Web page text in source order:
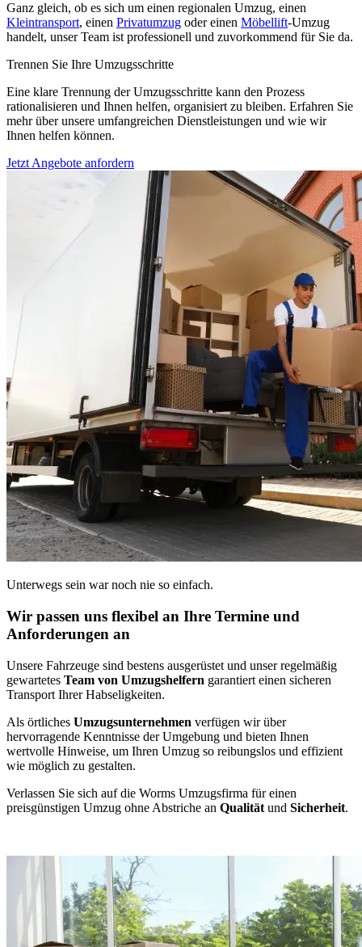
Ganz gleich, ob es sich um einen regionalen Umzug, einen
Kleintransport, einen Privatumzug oder einen Möbellift-Umzug
handelt, unser Team ist professionell und zuvorkommend für Sie da.
Trennen Sie Ihre Umzugsschritte
Eine klare Trennung der Umzugsschritte kann den Prozess
rationalisieren und Ihnen helfen, organisiert zu bleiben. Erfahren Sie
mehr über unsere umfangreichen Dienstleistungen und wie wir
Ihnen helfen können.
Jetzt Angebote anfordern
Unterwegs sein war noch nie so einfach.
Wir passen uns flexibel an Ihre Termine und
Anforderungen an
Unsere Fahrzeuge sind bestens ausgerüstet und unser regelmäßig
gewartetes Team von Umzugshelfern garantiert einen sicheren
Transport Ihrer Habseligkeiten.
Als örtliches Umzugsunternehmen verfügen wir über
hervorragende Kenntnisse der Umgebung und bieten Ihnen
wertvolle Hinweise, um Ihren Umzug so reibungslos und effizient
wie möglich zu gestalten.
Verlassen Sie sich auf die Worms Umzugsfirma für einen
preisgünstigen Umzug ohne Abstriche an Qualität und Sicherheit.